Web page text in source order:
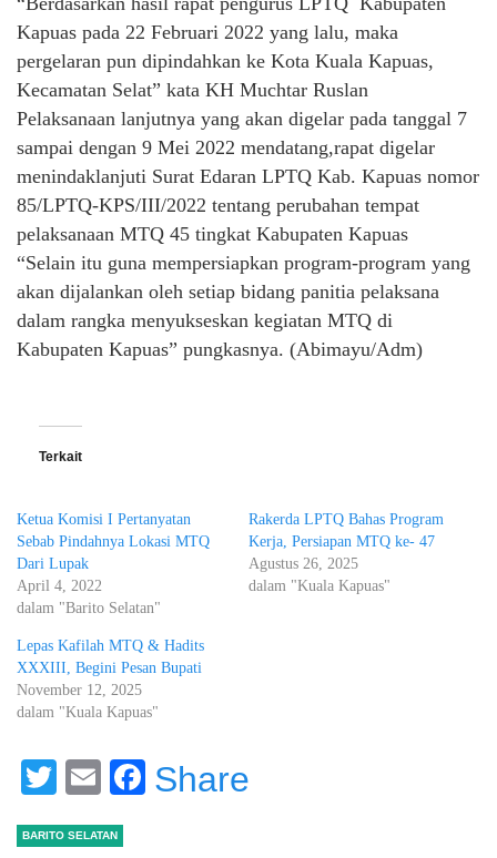
Kapuas pada 22 Februari 2022 yang lalu, maka
pergelaran pun dipindahkan ke Kota Kuala Kapuas,
Kecamatan Selat” kata KH Muchtar Ruslan
Pelaksanaan lanjutnya yang akan digelar pada tanggal 7
sampai dengan 9 Mei 2022 mendatang,rapat digelar
menindaklanjuti Surat Edaran LPTQ Kab. Kapuas nomor
85/LPTQ-KPS/III/2022 tentang perubahan tempat
pelaksanaan MTQ 45 tingkat Kabupaten Kapuas
“Selain itu guna mempersiapkan program-program yang
akan dijalankan oleh setiap bidang panitia pelaksana
dalam rangka menyukseskan kegiatan MTQ di
Kabupaten Kapuas” pungkasnya. (Abimayu/Adm)
Terkait
Ketua Komisi I Pertanyatan
Sebab Pindahnya Lokasi MTQ
Dari Lupak
April 4, 2022
dalam "Barito Selatan"
Rakerda LPTQ Bahas Program
Kerja, Persiapan MTQ ke- 47
Agustus 26, 2025
dalam "Kuala Kapuas"
Lepas Kafilah MTQ & Hadits
XXXIII, Begini Pesan Bupati
November 12, 2025
dalam "Kuala Kapuas"
Twitter
EmailFacebook
Share
BARITO SELATAN